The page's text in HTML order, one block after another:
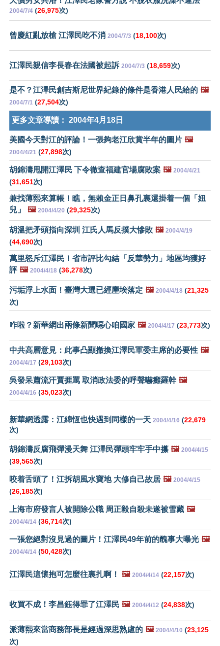
2004/7/4 (26,975次)
曾慶紅亂放槍 江澤民吃不消 2004/7/3 (18,100次)
江澤民親信李長春在法國被起訴 2004/7/3 (18,659次)
是不？江澤民創吉斯尼世界紀錄的條件是香港人民給的 🖼️
2004/7/1 (27,504次)
更多文章導讀： 2004年4月18日
美國今天對江的評論！一張夠老江欣賞半年的圖片 🖼️
2004/4/21 (27,898次)
胡錦濤甩開江澤民 下令徹查福建官場腐敗案 🖼️ 2004/4/21
(31,651次)
兼找薄熙來算帳！瞧，無賴金正日鼻孔裏還掛着一個「妞
兒」
🖼️ 2004/4/20 (29,325次)
胡溫把矛頭指向深圳 江氏人馬反撲大慘敗 🖼️ 2004/4/19
(44,690次)
萬里怒斥江澤民！省市評比勾結「反華勢力」地區均獲好
評 🖼️ 2004/4/18 (36,278次)
污垢浮上水面！臺灣大選已經塵埃落定 🖼️ 2004/4/18 (21,325
次)
咋啦？新華網出兩條新聞噁心咱國家 🖼️ 2004/4/17 (23,773次)
中共高層意見：此事凸顯撤換江澤民軍委主席的必要性 🖼️
2004/4/17 (29,103次)
吳發呆蕭流汗賈捱罵 取消政法委的呼聲嚇癱羅幹 🖼️
2004/4/16 (35,023次)
新華網透露：江綿恆也快遇到同樣的一天 2004/4/16 (22,679
次)
胡錦濤反腐飛彈漫天舞 江澤民彈頭牢牢手中攥 🖼️ 2004/4/15
(39,565次)
咬着舌頭了！江拆胡風水寶地 大修自己故居 🖼️ 2004/4/15
(26,185次)
上海市府發言人被開除公職 周正毅自殺未遂被雪藏 🖼️
2004/4/14 (36,714次)
一張您絕對沒見過的圖片！江澤民49年前的醜事大曝光 🖼️
2004/4/14 (50,428次)
江澤民這懷抱可怎麼往裏扎啊！ 🖼️ 2004/4/14 (22,157次)
收買不成！李昌鈺得罪了江澤民 🖼️ 2004/4/12 (24,838次)
派薄熙來當商務部長是經過深思熟慮的 🖼️ 2004/4/10 (23,125
次)